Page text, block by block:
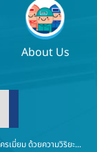
About Us
เมี่ยม ด้วยความวิริยะ...